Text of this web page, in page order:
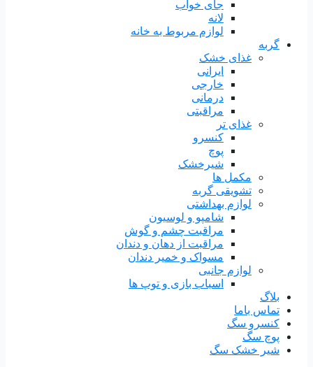
جای خواب
لانه
لوازم مربوط به خانه
گربه
غذای خشک
ایرانی
خارجی
درمانی
مراقبتی
غذای تر
کنسرو
پوچ
شیرخشک
مکمل ها
تشویقی گربه
لوازم بهداشتی
شامپو و لوسیون
مراقبت چشم و گوش
مراقبت از دهان و دندان
مسواک و خمیر دندان
لوازم جانبی
اسباب بازی و توپ ها
بلاگ
تماس باما
کنسرو سگ
پوچ سگ
شیر خشک سگ